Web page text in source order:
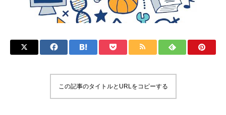
この記事のタイトルとURLをコピーする